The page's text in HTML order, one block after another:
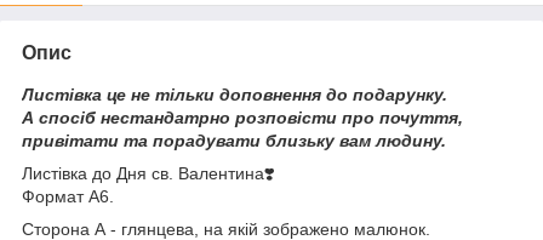
Опис
Листівка це не тільки доповнення до подарунку.
А спосіб нестандатрно розповісти про почуття,
привітати та порадувати близьку вам людину.
Листівка до Дня св. Валентина❣️
Формат А6.
Сторона А - глянцева, на якій зображено малюнок.